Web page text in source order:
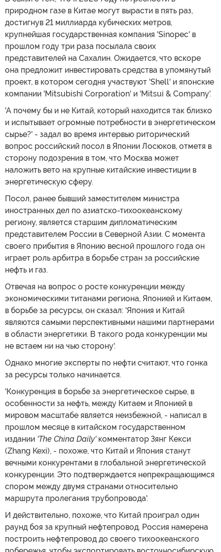
природном газе в Китае могут вырасти в пять раз,
достигнув 21 миллиарда кубических метров,
крупнейшая государственная компания 'Sinopec' в
прошлом году три раза посылала своих
представителей на Сахалин. Ожидается, что вскоре
она предложит инвестировать средства в упомянутый
проект, в котором сегодня участвуют 'Shell' и японские
компании 'Mitsubishi Corporation' и 'Mitsui & Company'.
'А почему бы и не Китай, который находится так близко
и испытывает огромные потребности в энергетическом
сырье?' - задал во время интервью риторический
вопрос российский посол в Японии Лосюков, отметя в
сторону подозрения в том, что Москва может
наложить вето на крупные китайские инвестиции в
энергетическую сферу.
Посол, ранее бывший заместителем министра
иностранных дел по азиатско-тихоокеанскому
региону, является старшим дипломатическим
представителем России в Северной Азии. С момента
своего прибытия в Японию весной прошлого года он
играет роль арбитра в борьбе стран за российские
нефть и газ.
Отвечая на вопрос о росте конкуренции между
экономическими титанами региона, Японией и Китаем,
в борьбе за ресурсы, он сказал: 'Япония и Китай
являются самыми перспективными нашими партнерами
в области энергетики. В такого рода конкуренции мы
не встаем ни на чью сторону'.
Однако многие эксперты по нефти считают, что гонка
за ресурсы только начинается.
'Конкуренция в борьбе за энергетическое сырье, в
особенности за нефть, между Китаем и Японией в
мировом масштабе является неизбежной, - написал в
прошлом месяце в китайском государственном
издании 'The China Daily'комментатор Зянг Кекси
(Zhang Kexi), - похоже, что Китай и Япония станут
вечными конкурентами в глобальной энергетической
конкуренции. Это подтверждается непрекращающимся
спором между двумя странами относительно
маршрута пролегания трубопровода'.
И действительно, похоже, что Китай проиграл один
раунд боя за крупный нефтепровод. Россия намерена
построить нефтепровод до своего тихоокеанского